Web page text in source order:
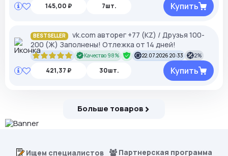
145,00 ₽ 7шт. Купить
BESTSELLER
vk.com авторег +77 (KZ) / Друзья 100-
200 (Ж) Заполнены! Отлежка от 14 дней!
Качество 98% 22.07.2026 20:33 2%
421,37 ₽ 30шт. Купить
Больше товаров
Ищем специалистов Партнерская программа